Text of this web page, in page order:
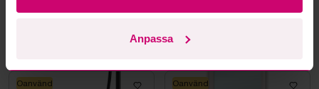
Anpassa
Takdusch Gustavsberg,
FÖRBRÄNNINGSTOALETT
PLUS
3 150 kr
Oanvänd Oanvänd